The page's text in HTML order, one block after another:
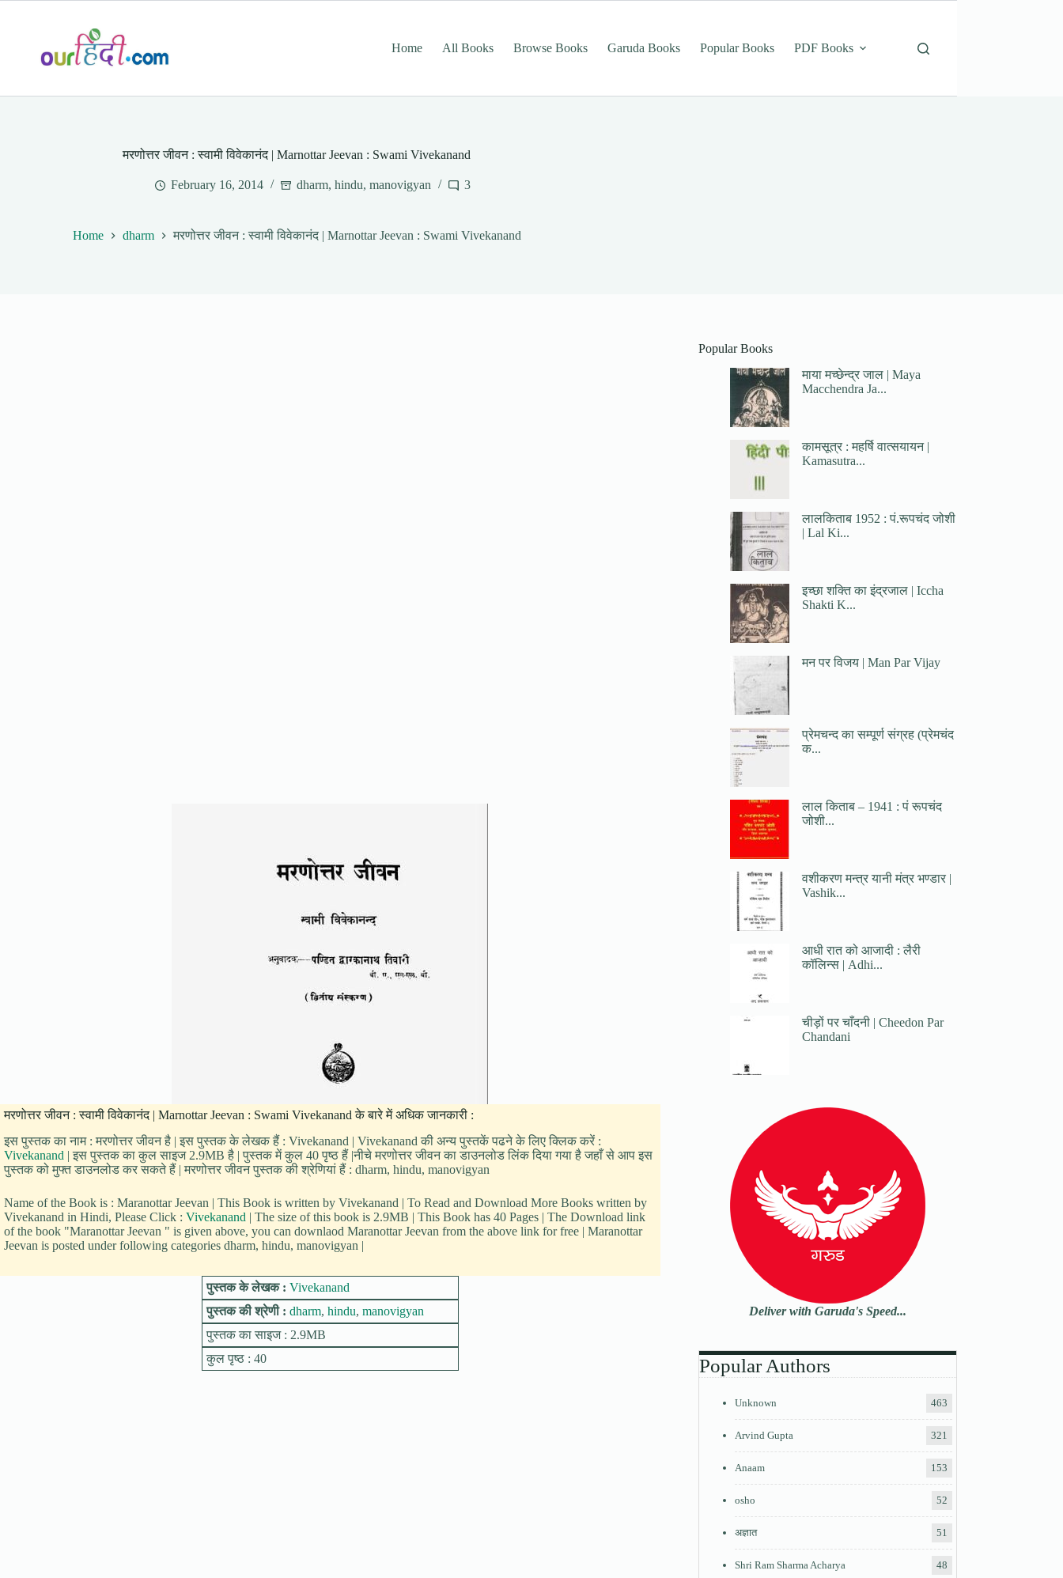
Home
All Books Browse Books Garuda Books Popular Books PDF Books
मरणोत्तर जीवन : स्वामी विवेकानंद | Marnottar Jeevan : Swami Vivekanand
February 16, 2014 dharm, hindu, manovigyan 3
Home dharm मरणोत्तर जीवन : स्वामी विवेकानंद | Marnottar Jeevan : Swami Vivekanand
मरणोत्तर जीवन : स्वामी विवेकानंद | Marnottar Jeevan : Swami Vivekanand के बारे में अधिक जानकारी :
इस पुस्तक का नाम : मरणोत्तर जीवन है | इस पुस्तक के लेखक हैं : Vivekanand | Vivekanand की अन्य पुस्तकें पढने के लिए क्लिक करें :
Vivekanand | इस पुस्तक का कुल साइज 2.9MB है | पुस्तक में कुल 40 पृष्ठ हैं |नीचे मरणोत्तर जीवन का डाउनलोड लिंक दिया गया है जहाँ से आप इस
पुस्तक को मुफ्त डाउनलोड कर सकते हैं | मरणोत्तर जीवन पुस्तक की श्रेणियां हैं : dharm, hindu, manovigyan
Name of the Book is : Maranottar Jeevan | This Book is written by Vivekanand | To Read and Download More Books written by
Vivekanand in Hindi, Please Click : Vivekanand | The size of this book is 2.9MB | This Book has 40 Pages | The Download link
of the book "Maranottar Jeevan " is given above, you can downlaod Maranottar Jeevan from the above link for free | Maranottar
Jeevan is posted under following categories dharm, hindu, manovigyan |
पुस्तक के लेखक : Vivekanand
पुस्तक की श्रेणी : dharm, hindu, manovigyan
पुस्तक का साइज : 2.9MB
कुल पृष्ठ : 40
Popular Books
माया मच्छेन्द्र जाल | Maya
Macchendra Ja...
कामसूत्र : महर्षि वात्सयायन |
Kamasutra...
लालकिताब 1952 : पं.रूपचंद जोशी
| Lal Ki...
इच्छा शक्ति का इंद्रजाल | Iccha
Shakti K...
मन पर विजय | Man Par Vijay
प्रेमचन्द का सम्पूर्ण संग्रह (प्रेमचंद
क...
लाल किताब – 1941 : पं रूपचंद
जोशी...
वशीकरण मन्त्र यानी मंत्र भण्डार |
Vashik...
आधी रात को आजादी : लैरी
कॉलिन्स | Adhi...
चीड़ों पर चाँदनी | Cheedon Par
Chandani
Deliver with Garuda's Speed...
Popular Authors
Unknown 463
Arvind Gupta 321
Anaam 153
osho 52
अज्ञात 51
Shri Ram Sharma Acharya 48